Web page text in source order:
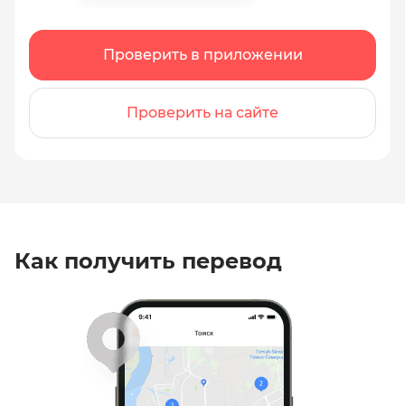
Проверить в приложении
Проверить на сайте
Как получить перевод